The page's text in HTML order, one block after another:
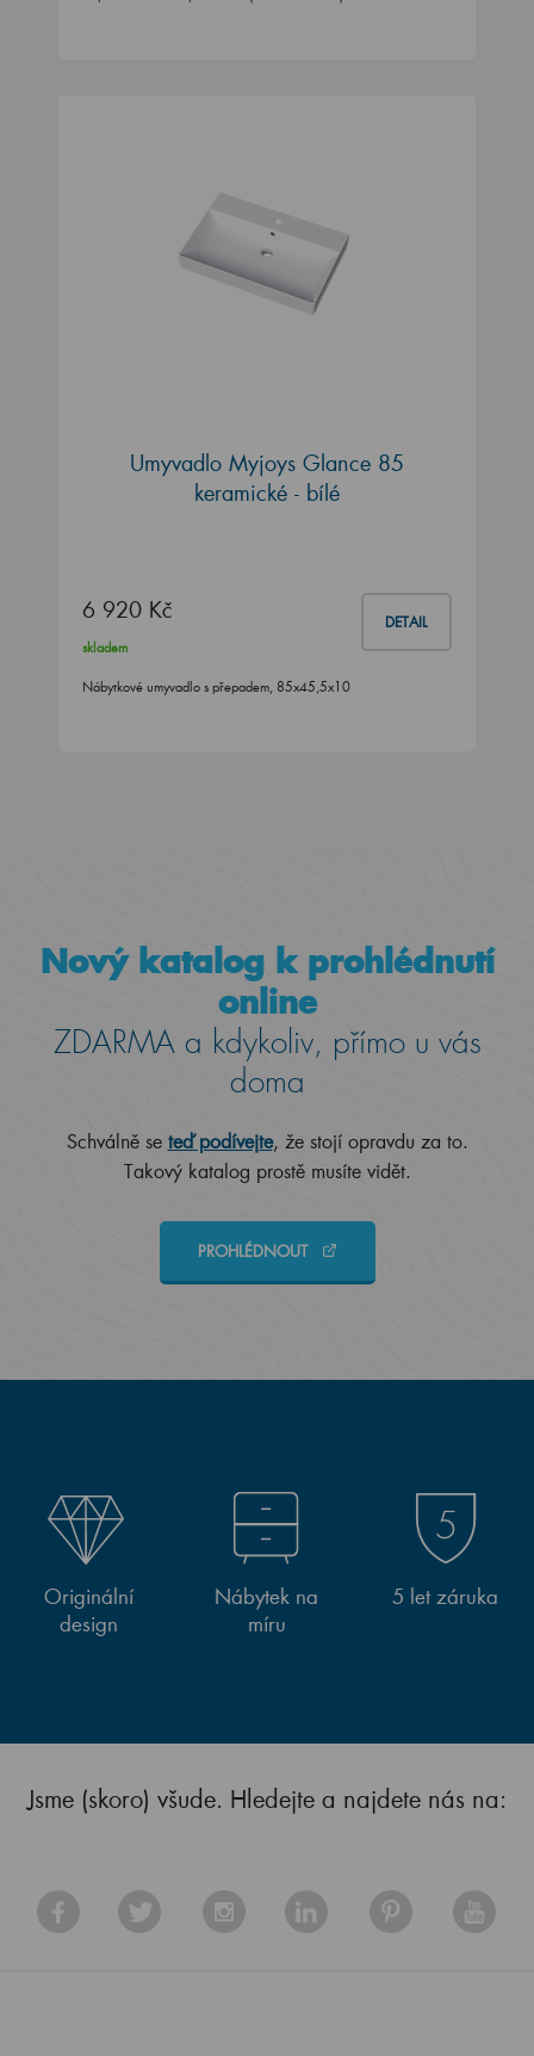
Umyvadlo Myjoys Glance 85
keramické - bílé
6 920 Kč DETAIL
skladem
Nábytkové umyvadlo s přepadem, 85x45,5x10
Nový katalog k prohlédnutí
online
ZDARMA a kdykoliv, přímo u vás
doma
Schválně se teď podívejte, že stojí opravdu za to.
Takový katalog prostě musíte vidět.
PROHLÉDNOUT
Originální
design
Nábytek na
míru
5 let záruka
Jsme (skoro) všude. Hledejte a najdete nás na: